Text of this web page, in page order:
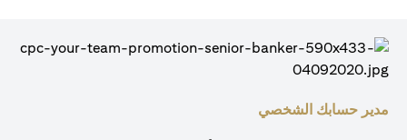
مدير حسابك الشخصي